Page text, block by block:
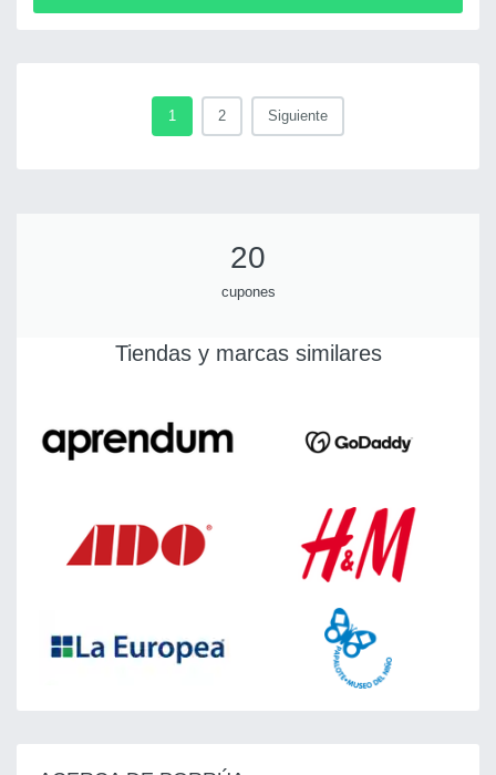
1 2 Siguiente
20
cupones
Tiendas y marcas similares